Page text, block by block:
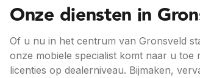
Onze diensten in
Of u nu in het centrum van Gronsveld
onze mobiele specialist komt naar u
licenties op dealerniveau. Bijmaken,